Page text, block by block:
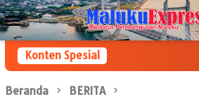
Loncat
ke
konten
Menu
Mobile
Konten Spesial
Beranda BERITA